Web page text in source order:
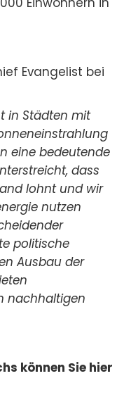
Evangelist bei
in Städten mit
eine bedeutende
dass
lohnt und wir
nutzen
politische
Ausbau der
nachhaltigen
können Sie hier